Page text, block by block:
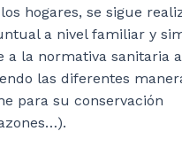
hogares, se sigue
a nivel familiar y
a la normativa sanitaria
las diferentes
para su conservación